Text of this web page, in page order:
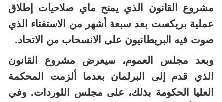
مشروع القانون الذي يمنح ماي صلاحيات إطلاق
عملية بريكست بعد سبعة أشهر من الاستفتاء الذي
صوت فيه البريطانيون على الانسحاب من الاتحاد.
وبعد مجلس العموم، سيعرض مشروع القانون
الذي قدم إلى البرلمان بعدما ألزمت المحكمة
العليا الحكومة بذلك، على مجلس اللوردات. وفي